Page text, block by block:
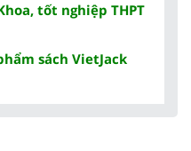
tốt nghiệp THPT
sách VietJack